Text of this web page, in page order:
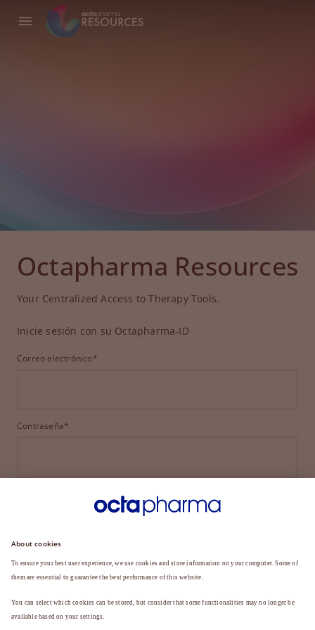
Octapharma Resources
Your Centralized Access to Therapy Tools.
Inicie sesión con su Octapharma-ID
Correo electrónico*
Contraseña*
INICIAR SESIÓN
¿HA OLVIDADO SU CONTRASEÑA?
¿Aún no es miembro?